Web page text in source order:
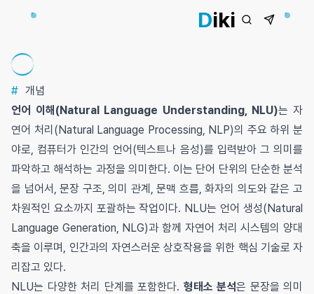
Diki
# 개념
언어 이해(Natural Language Understanding, NLU)는 자
연어 처리(Natural Language Processing, NLP)의 주요 하위 분
야로, 컴퓨터가 인간의 언어(텍스트나 음성)를 입력받아 그 의미를
파악하고 해석하는 과정을 의미한다. 이는 단어 단위의 단순한 분석
을 넘어서, 문장 구조, 의미 관계, 문맥 흐름, 화자의 의도와 같은 고
차원적인 요소까지 포괄하는 작업이다. NLU는 언어 생성(Natural
Language Generation, NLG)과 함께 자연어 처리 시스템의 양대
축을 이루며, 인간과의 자연스러운 상호작용을 위한 핵심 기술로 자
리잡고 있다.
NLU는 다양한 처리 단계를 포함한다. 형태소 분석은 문장을 의미